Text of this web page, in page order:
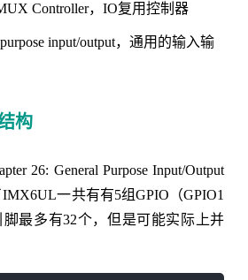
Controller，IO复用控制器
input/output，通用的输入输
构
26: General Purpose Input/Output
一共有有5组GPIO（GPIO1
脚最多有32个，但是可能实际上并